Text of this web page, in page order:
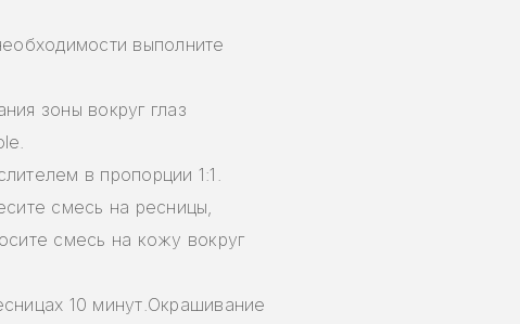
выполните
зоны вокруг глаз
в пропорции 1:1.
смесь на ресницы,
смесь на кожу вокруг
10 минут.Окрашивание